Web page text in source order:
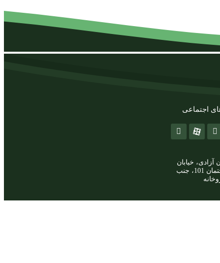
اجتماعی
آزادی، خیابان
بهبودی، ساختمان 101، جنب